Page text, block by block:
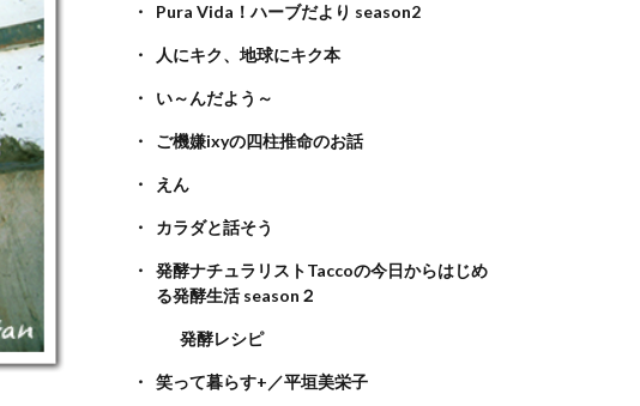
Pura Vida！ハーブだより season2
人にキク、地球にキク本
い～んだよう～
ご機嫌ixyの四柱推命のお話
えん
カラダと話そう
発酵ナチュラリストTaccoの今日からはじめ
る発酵生活 season２
発酵レシピ
笑って暮らす+／平垣美栄子